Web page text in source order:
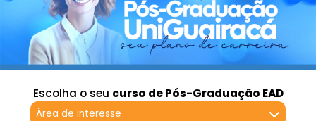
Escolha o seu curso de Pós-Graduação EAD
Área de interesse